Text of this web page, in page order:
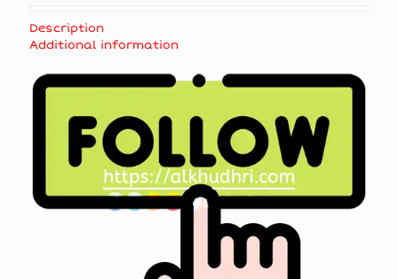
Description
Additional information